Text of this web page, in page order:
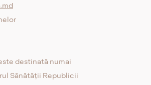
destinată numai
Sănătății Republicii